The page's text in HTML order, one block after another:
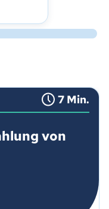
7 Min.
von